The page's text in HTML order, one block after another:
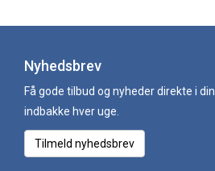
Nyhedsbrev
Få gode tilbud og nyheder direkte i din
indbakke hver uge.
Tilmeld nyhedsbrev